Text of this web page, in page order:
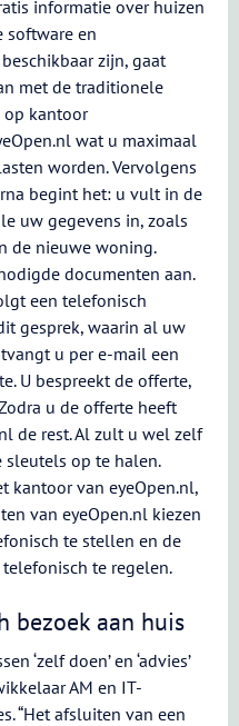
informatie over huizen
software en
zijn, gaat
met de traditionele
op kantoor
wat u maximaal
worden. Vervolgens
begint het: u vult in de
uw gegevens in, zoals
de nieuwe woning.
documenten aan.
een telefonisch
gesprek, waarin al uw
u per e-mail een
U bespreekt de offerte,
u de offerte heeft
de rest. Al zult u wel zelf
sleutels op te halen.
kantoor van eyeOpen.nl,
van eyeOpen.nl kiezen
te stellen en de
te regelen.
bezoek aan huis
‘zelf doen’ en ‘advies’
AM en IT-
“Het afsluiten van een